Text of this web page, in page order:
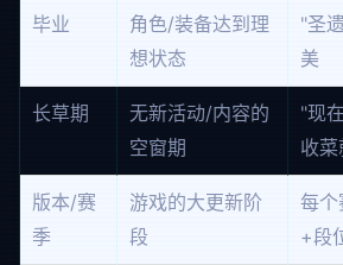
毕业
角色/装备达到理
想状态
"圣
美
长草期
无新活动/内容的
空窗期
"现
收
版本/赛
季
游戏的大更新阶
段
每个
+段